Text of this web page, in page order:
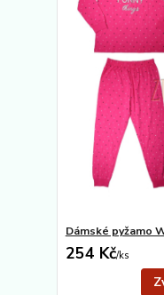
Dámské pyžamo
254 Kč/ks